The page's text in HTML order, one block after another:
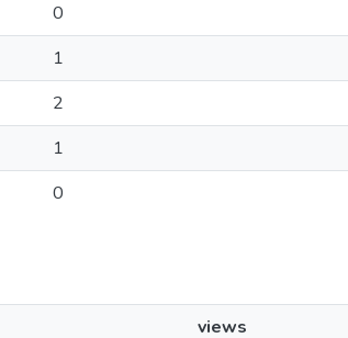
0
1
2
1
0
views